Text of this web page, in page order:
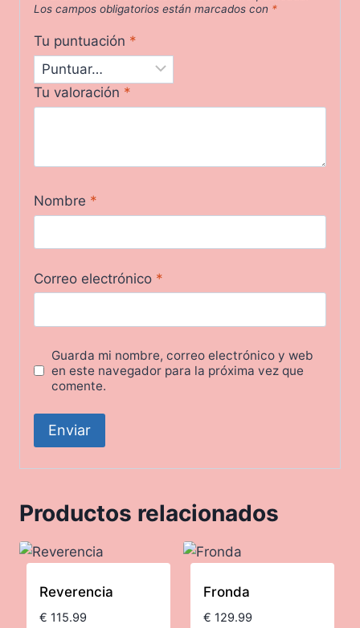
Los campos obligatorios están marcados con *
Tu puntuación *
Tu valoración *
Nombre *
Correo electrónico *
Guarda mi nombre, correo electrónico y web
en este navegador para la próxima vez que
comente.
Productos relacionados
Reverencia
€ 115.99
Fronda
€ 129.99